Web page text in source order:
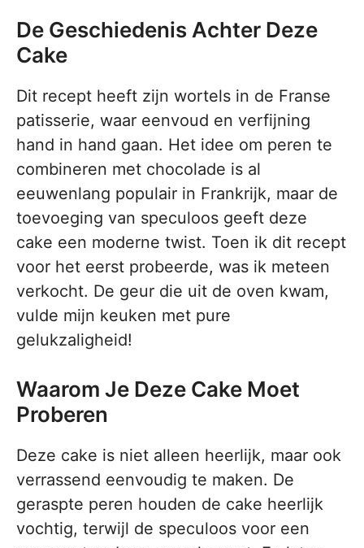
De Geschiedenis Achter Deze
Cake
Dit recept heeft zijn wortels in de Franse
patisserie, waar eenvoud en verfijning
hand in hand gaan. Het idee om peren te
combineren met chocolade is al
eeuwenlang populair in Frankrijk, maar de
toevoeging van speculoos geeft deze
cake een moderne twist. Toen ik dit recept
voor het eerst probeerde, was ik meteen
verkocht. De geur die uit de oven kwam,
vulde mijn keuken met pure
gelukzaligheid!
Waarom Je Deze Cake Moet
Proberen
Deze cake is niet alleen heerlijk, maar ook
verrassend eenvoudig te maken. De
geraspte peren houden de cake heerlijk
vochtig, terwijl de speculoos voor een